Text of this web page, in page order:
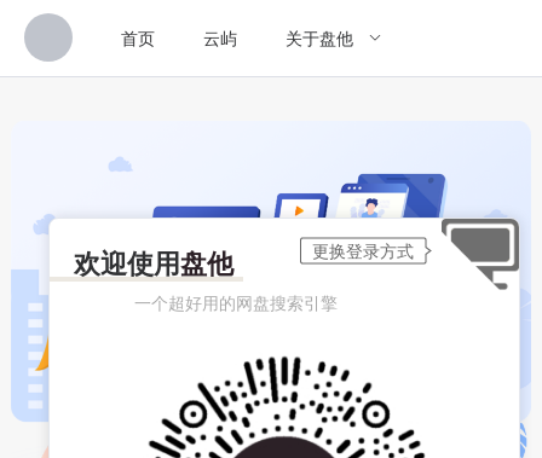
首页 云屿 关于盘他
欢迎使用盘他
一个超好用的网盘搜索引擎